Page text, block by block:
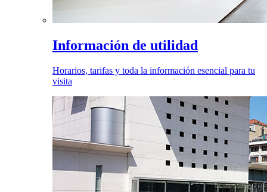
Información de utilidad
Horarios, tarifas y toda la información esencial para tu
visita